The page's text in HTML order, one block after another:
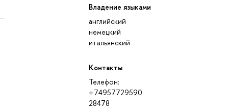
Владение языками
английский
немецкий
итальянский
Контакты
Телефон:
+74957729590
28478